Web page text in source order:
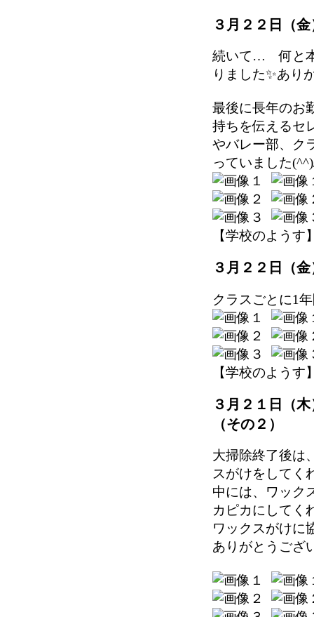
３月２２日（
続いて… 何と本
りました✨あり
最後に長年のお
持ちを伝えるセ
やバレー部、ク
っていました
【学校のようす
３月２２日（
クラスごとに1
【学校のようす
３月２１日（
（その２）
大掃除終了後は
スがけをしてく
中には、ワック
カピカにしてく
ワックスがけに
ありがとうござ